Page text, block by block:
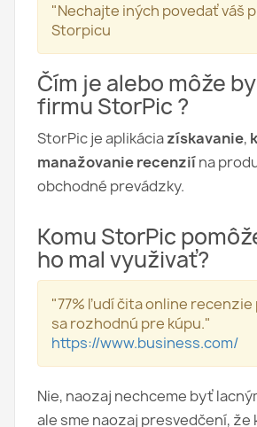
"Nechajte iných povedať váš
Storpicu
Čím je alebo môže
firmu StorPic ?
StorPic je aplikáciazískavanie,
manažovanie recenziína
obchodné prevádzky.
Komu StorPic
ho mal využivať?
"77% ľudí čita online
sa rozhodnú pre kúpu."
https://www.business.com/
Nie, naozaj nechceme byť
ale sme naozaj presvedčení, že